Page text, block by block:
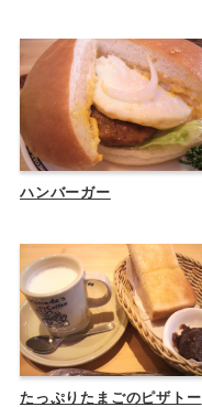
ハンバーガー
たっぷりたまごのピザトー